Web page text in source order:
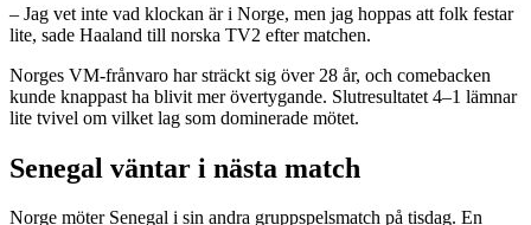
– Jag vet inte vad klockan är i Norge, men jag hoppas att folk festar
lite, sade Haaland till norska TV2 efter matchen.
Norges VM-frånvaro har sträckt sig över 28 år, och comebacken
kunde knappast ha blivit mer övertygande. Slutresultatet 4–1 lämnar
lite tvivel om vilket lag som dominerade mötet.
Senegal väntar i nästa match
Norge möter Senegal i sin andra gruppspelsmatch på tisdag. En